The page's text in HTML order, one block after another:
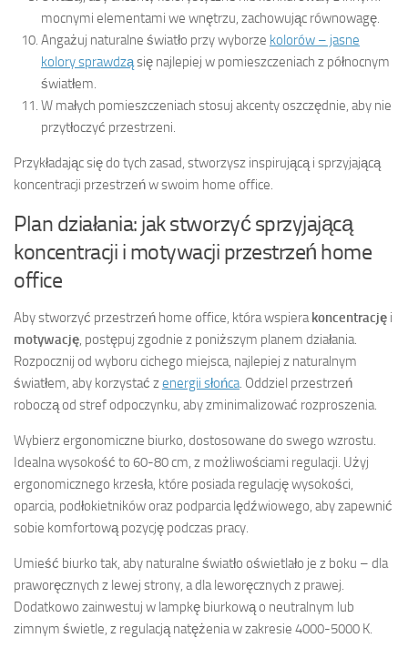
mocnymi elementami we wnętrzu, zachowując równowagę.
Angażuj naturalne światło przy wyborze kolorów – jasne
kolory sprawdząsię najlepiej w pomieszczeniach z północnym
światłem.
W małych pomieszczeniach stosuj akcenty oszczędnie, aby nie
przytłoczyć przestrzeni.
Przykładając się do tych zasad, stworzysz inspirującą i sprzyjającą
koncentracji przestrzeń w swoim home office.
Plan działania: jak stworzyć sprzyjającą
koncentracji i motywacji przestrzeń home
office
Aby stworzyć przestrzeń home office, która wspierakoncentrację i
motywację, postępuj zgodnie z poniższym planem działania.
Rozpocznij od wyboru cichego miejsca, najlepiej z naturalnym
światłem, aby korzystać zenergii słońca. Oddziel przestrzeń
roboczą od stref odpoczynku, aby zminimalizować rozproszenia.
Wybierz ergonomiczne biurko, dostosowane do swego wzrostu.
Idealna wysokość to 60-80 cm, z możliwościami regulacji. Użyj
ergonomicznego krzesła, które posiada regulację wysokości,
oparcia, podłokietników oraz podparcia lędźwiowego, aby zapewnić
sobie komfortową pozycję podczas pracy.
Umieść biurko tak, aby naturalne światło oświetlało je z boku – dla
praworęcznych z lewej strony, a dla leworęcznych z prawej.
Dodatkowo zainwestuj w lampkę biurkową o neutralnym lub
zimnym świetle, z regulacją natężenia w zakresie 4000-5000 K.